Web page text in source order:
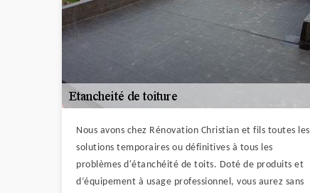
Nous avons chez Rénovation Christian et fils toutes les
solutions temporaires ou définitives à tous les
problèmes d'étanchéité de toits. Doté de produits et
d’équipement à usage professionnel, vous aurez sans